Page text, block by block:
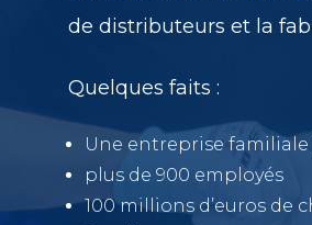
de distributeurs et la
Quelques faits :
Une entreprise
plus de 900 employés
100 millions d’euros de